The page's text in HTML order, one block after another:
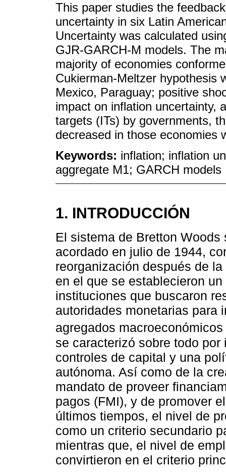
This paper studies the
uncertainty in six Latin
Uncertainty was calculated
GJR-GARCH-M models. The
majority of economies
Cukierman-Meltzer hypothesis
Mexico, Paraguay; positive
impact on inflation uncertainty,
targets (ITs) by governments,
decreased in those economies
Keywords: inflation; inflation
aggregate M1; GARCH models
1. INTRODUCCIÓN
El sistema de Bretton
acordado en julio de 1944,
reorganización después de
en el que se establecieron
instituciones que buscaron
autoridades monetarias para
agregados macroeconómicos
se caracterizó sobre todo
controles de capital y una
autónoma. Así como de la
mandato de proveer
pagos (FMI), y de promover
últimos tiempos, el nivel de
como un criterio secundario
mientras que, el nivel de
convirtieron en el criterio